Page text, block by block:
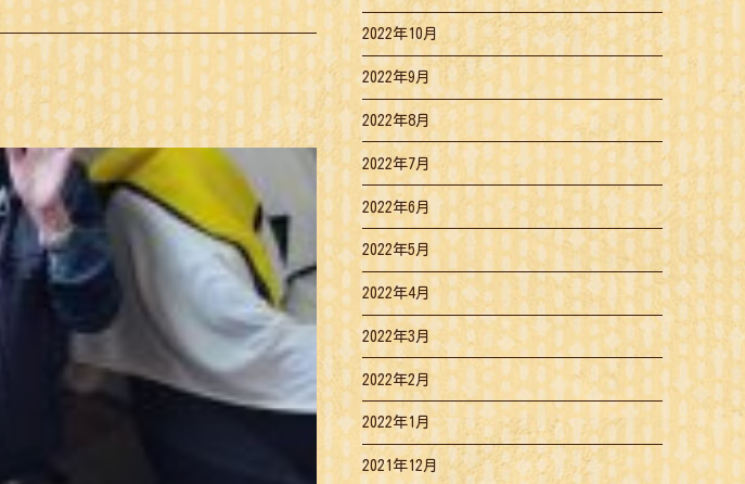
2022年10月
2022年9月
2022年8月
2022年7月
2022年6月
2022年5月
2022年4月
2022年3月
2022年2月
2022年1月
2021年12月